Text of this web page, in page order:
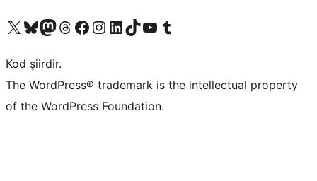
X (eski Twitter) hesabımıza bakın
Bluesky hesabımızı ziyaret edinMastodon hesabımızı ziyaret edinThreads hesabımızı ziyaret edinFacebook sayfamızı ziyaret edinInstagram hesabımızı ziyaret edinLinkedIn hesabımızı ziyaret edinTikTok hesabımızı ziyaret edinYouTube kanalımızı ziyaret edinTumblr hesabımızı ziyaret edin
Kod şiirdir.
The WordPress® trademark is the intellectual property
of the WordPress Foundation.